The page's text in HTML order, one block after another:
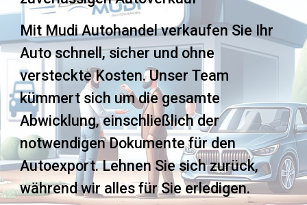
Mit Mudi Autohandel verkaufen Sie Ihr
Auto schnell, sicher und ohne
versteckte Kosten. Unser Team
kümmert sich um die gesamte
Abwicklung, einschließlich der
notwendigen Dokumente für den
Autoexport. Lehnen Sie sich zurück,
während wir alles für Sie erledigen.